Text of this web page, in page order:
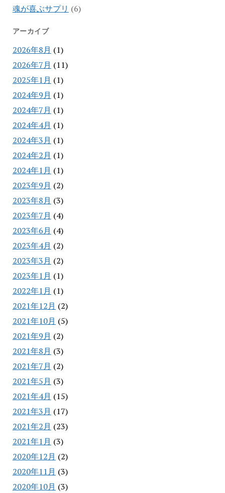
魂が喜ぶサプリ (6)
アーカイブ
2026年8月 (1)
2026年7月 (11)
2025年1月 (1)
2024年9月 (1)
2024年7月 (1)
2024年4月 (1)
2024年3月 (1)
2024年2月 (1)
2024年1月 (1)
2023年9月 (2)
2023年8月 (3)
2023年7月 (4)
2023年6月 (4)
2023年4月 (2)
2023年3月 (2)
2023年1月 (1)
2022年1月 (1)
2021年12月 (2)
2021年10月 (5)
2021年9月 (2)
2021年8月 (3)
2021年7月 (2)
2021年5月 (3)
2021年4月 (15)
2021年3月 (17)
2021年2月 (23)
2021年1月 (3)
2020年12月 (2)
2020年11月 (3)
2020年10月 (3)